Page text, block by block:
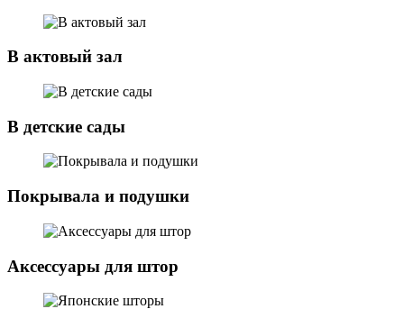
В актовый зал
В детские сады
Покрывала и подушки
Аксессуары для штор